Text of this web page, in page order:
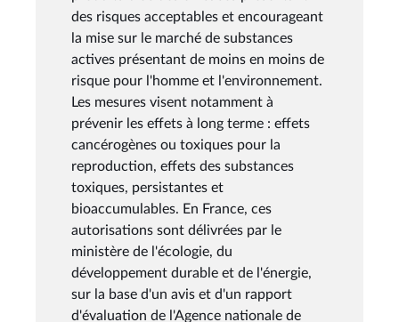
des risques acceptables et encourageant
la mise sur le marché de substances
actives présentant de moins en moins de
risque pour l'homme et l'environnement.
Les mesures visent notamment à
prévenir les effets à long terme : effets
cancérogènes ou toxiques pour la
reproduction, effets des substances
toxiques, persistantes et
bioaccumulables. En France, ces
autorisations sont délivrées par le
ministère de l'écologie, du
développement durable et de l'énergie,
sur la base d'un avis et d'un rapport
d'évaluation de l'Agence nationale de